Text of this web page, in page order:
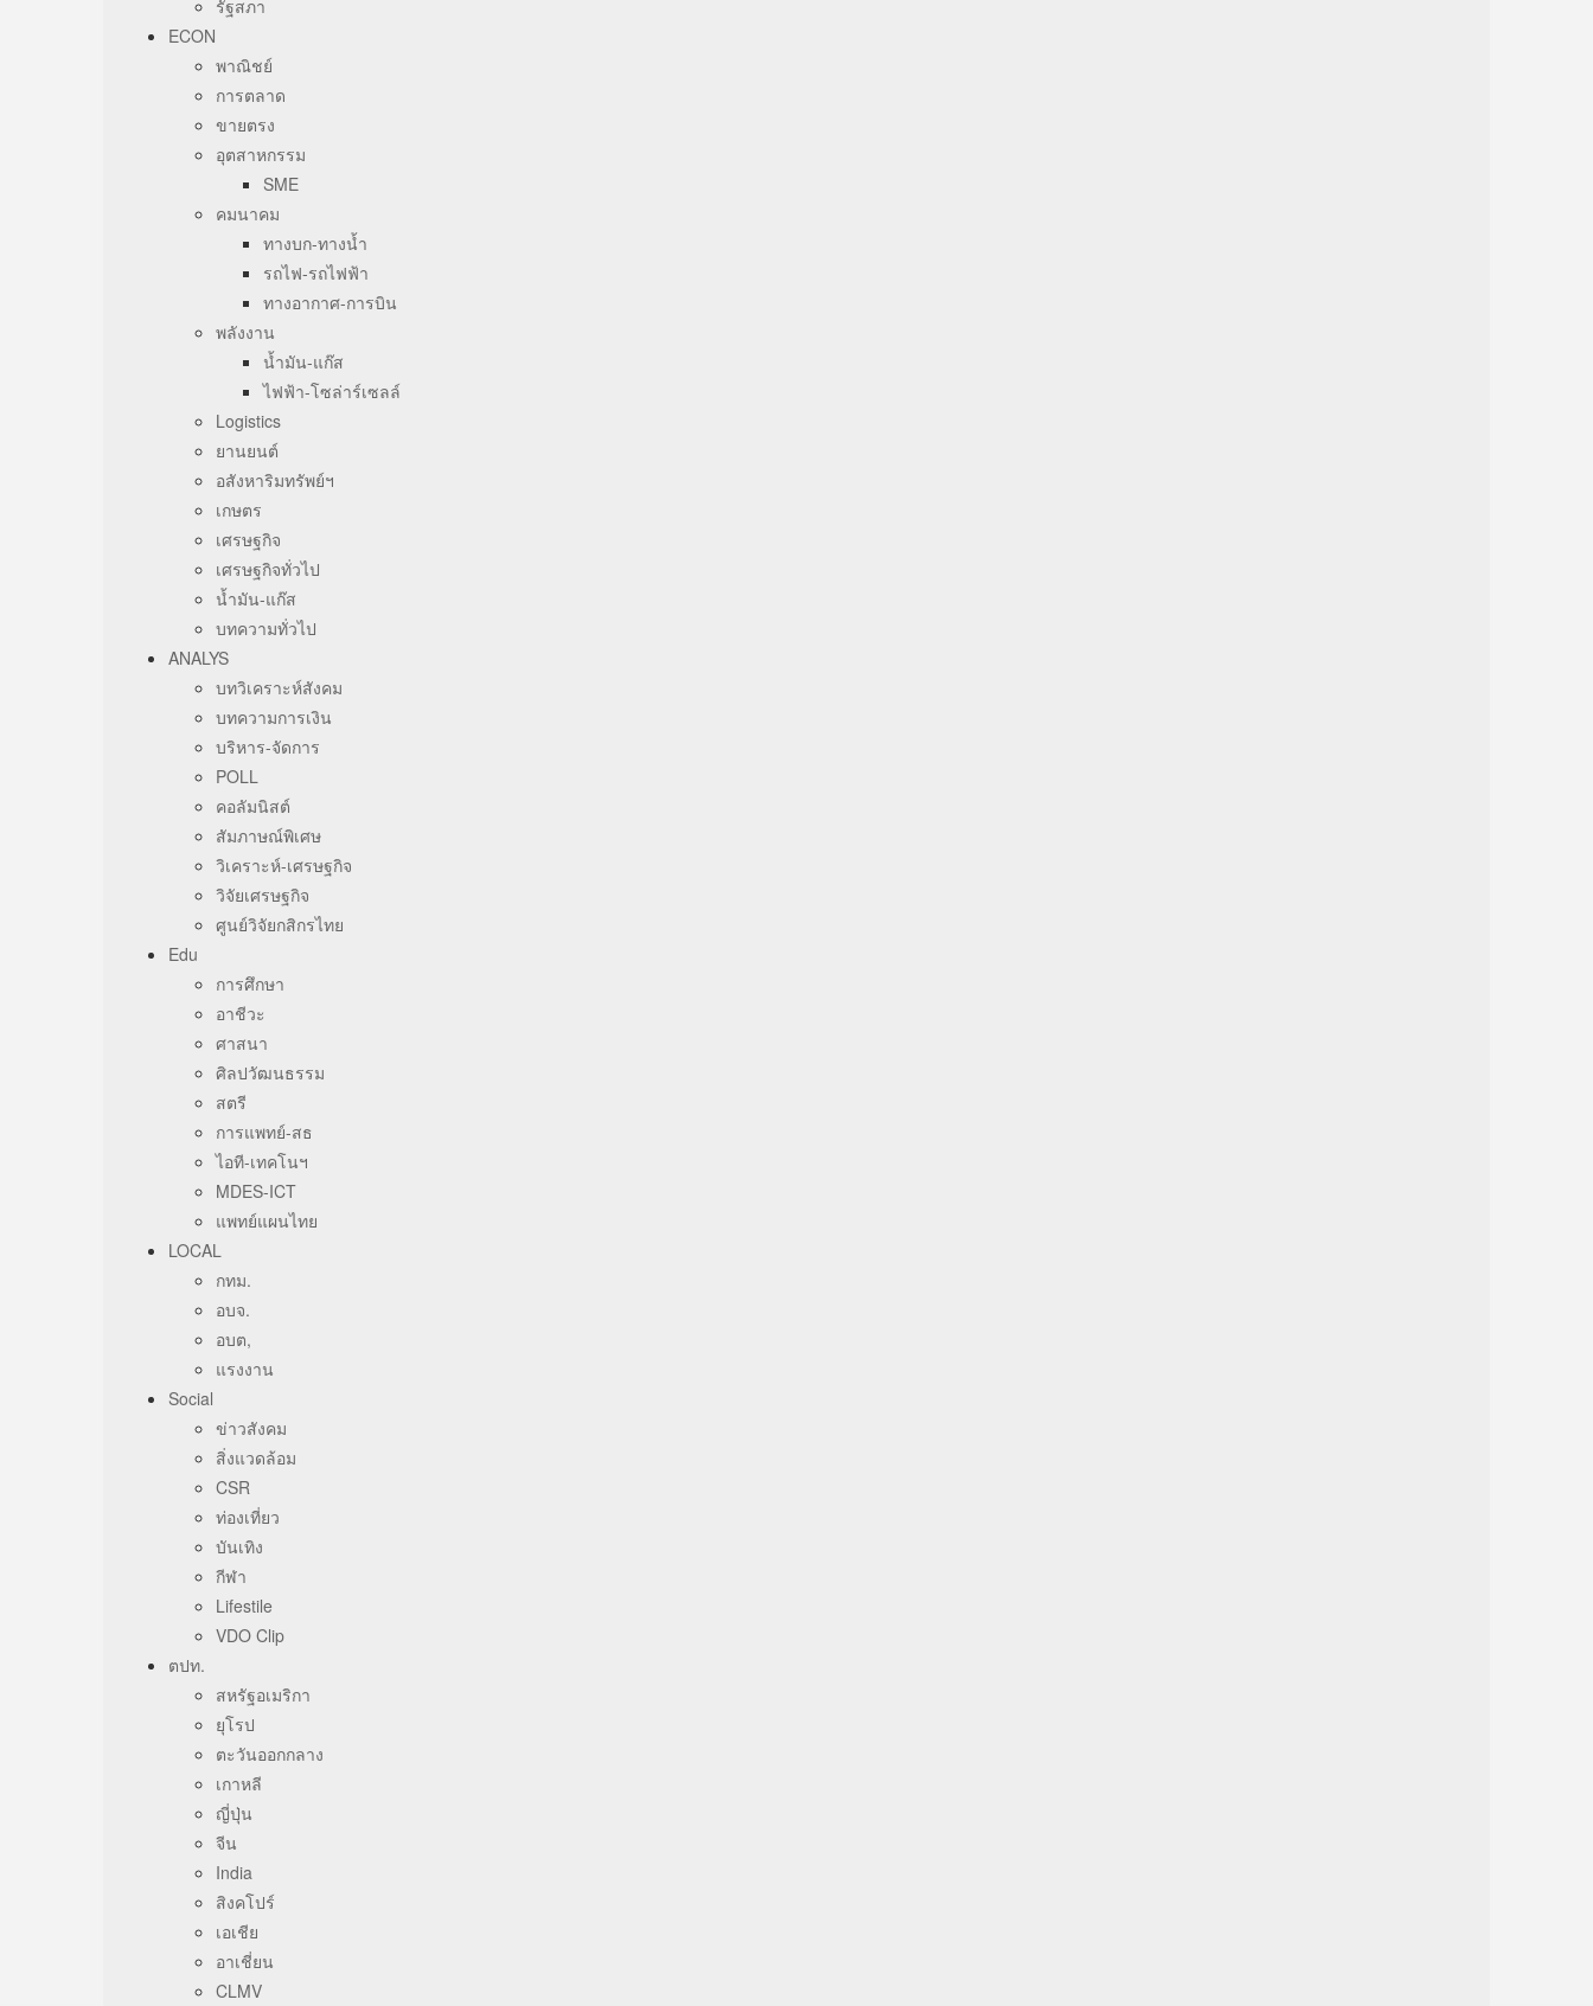
รัฐสภา
ECON
พาณิชย์
การตลาด
ขายตรง
อุตสาหกรรม
SME
คมนาคม
ทางบก-ทางน้ำ
รถไฟ-รถไฟฟ้า
ทางอากาศ-การบิน
พลังงาน
น้ำมัน-แก๊ส
ไฟฟ้า-โซล่าร์เซลล์
Logistics
ยานยนต์
อสังหาริมทรัพย์ฯ
เกษตร
เศรษฐกิจ
เศรษฐกิจทั่วไป
น้ำมัน-แก๊ส
บทความทั่วไป
ANALYS
บทวิเคราะห์สังคม
บทความการเงิน
บริหาร-จัดการ
POLL
คอลัมนิสต์
สัมภาษณ์พิเศษ
วิเคราะห์-เศรษฐกิจ
วิจัยเศรษฐกิจ
ศูนย์วิจัยกสิกรไทย
Edu
การศึกษา
อาชีวะ
ศาสนา
ศิลปวัฒนธรรม
สตรี
การแพทย์-สธ
ไอที-เทคโนฯ
MDES-ICT
แพทย์แผนไทย
LOCAL
กทม.
อบจ.
อบต,
แรงงาน
Social
ข่าวสังคม
สิ่งแวดล้อม
CSR
ท่องเที่ยว
บันเทิง
กีฬา
Lifestile
VDO Clip
ตปท.
สหรัฐอเมริกา
ยุโรป
ตะวันออกกลาง
เกาหลี
ญี่ปุ่น
จีน
India
สิงคโปร์
เอเชีย
อาเชี่ยน
CLMV